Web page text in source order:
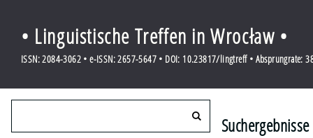
• Linguistische Treffen in Wrocław •
ISSN: 2084-3062 • e-ISSN: 2657-5647 • DOI: 10.23817/lingtreff • Absprungrate: